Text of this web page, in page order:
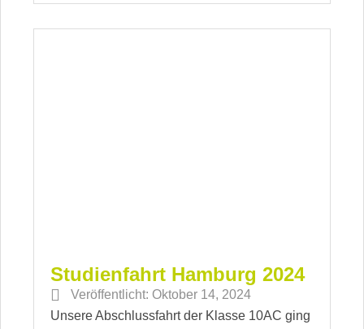
Studienfahrt Hamburg 2024
Veröffentlicht: Oktober 14, 2024
Unsere Abschlussfahrt der Klasse 10AC ging